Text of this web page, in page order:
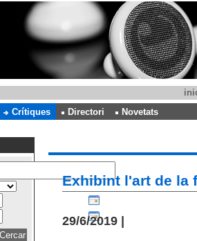
Crítiques Directori Novetats
Exhibint l'art de la
29/6/2019 |